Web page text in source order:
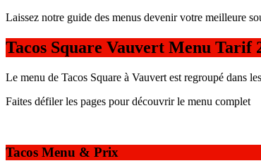
Laissez notre guide des menus devenir votre meilleure
Tacos Square Vauvert Menu Tarif
Le menu de Tacos Square à Vauvert est regroupé dans
Faites défiler les pages pour découvrir le menu complet
Tacos Menu & Prix